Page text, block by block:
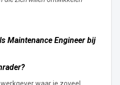
Maintenance Engineer bij